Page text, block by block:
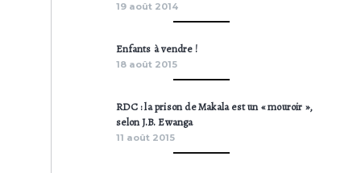
19 août 2014
Enfants à vendre !
18 août 2015
RDC : la prison de Makala est un « mouroir »,
selon J.B. Ewanga
11 août 2015